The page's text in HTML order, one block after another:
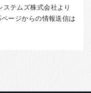
テムズ株式会社より
ージからの情報送信は